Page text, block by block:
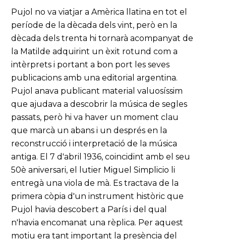
Pujol no va viatjar a Amèrica llatina en tot el
període de la dècada dels vint, però en la
dècada dels trenta hi tornarà acompanyat de
la Matilde adquirint un èxit rotund com a
intèrprets i portant a bon port les seves
publicacions amb una editorial argentina.
Pujol anava publicant material valuosíssim
que ajudava a descobrir la música de segles
passats, però hi va haver un moment clau
que marcà un abans i un després en la
reconstrucció i interpretació de la música
antiga. El 7 d'abril 1936, coincidint amb el seu
50è aniversari, el lutier Miguel Simplicio li
entregà una viola de mà. Es tractava de la
primera còpia d'un instrument històric que
Pujol havia descobert a París i del qual
n'havia encomanat una rèplica. Per aquest
motiu era tant important la presència del